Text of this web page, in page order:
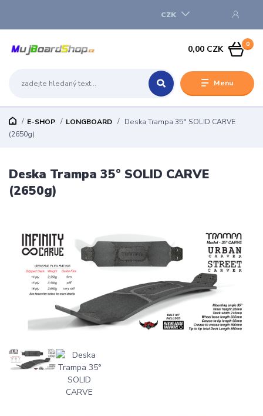
Menu
CZK
0
0,00 CZK
E-SHOP LONGBOARD
Deska Trampa 35° SOLID CARVE
(2650g)
Deska Trampa 35° SOLID CARVE
(2650g)